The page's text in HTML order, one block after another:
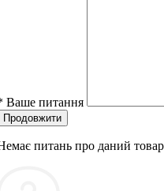
Ваше питання
Продовжити
питань про даний